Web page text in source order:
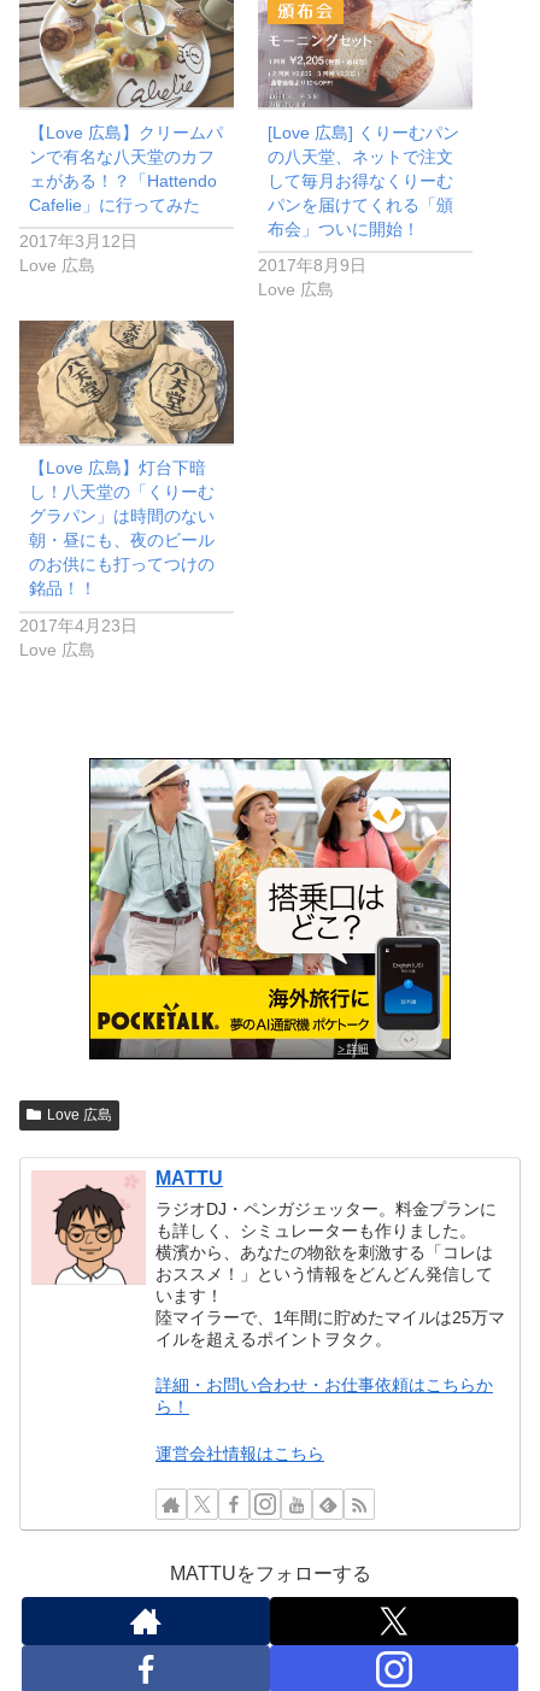
【Love 広島】クリームパ
ンで有名な八天堂のカフ
ェがある！？「Hattendo
Cafelie」に行ってみた
2017年3月12日
Love 広島
[Love 広島] くりーむパン
の八天堂、ネットで注文
して毎月お得なくりーむ
パンを届けてくれる「頒
布会」ついに開始！
2017年8月9日
Love 広島
【Love 広島】灯台下暗
し！八天堂の「くりーむ
グラパン」は時間のない
朝・昼にも、夜のビール
のお供にも打ってつけの
銘品！！
2017年4月23日
Love 広島
Love 広島
MATTU
ラジオDJ・ペンガジェッター。料金プランに
も詳しく、シミュレーターも作りました。
横濱から、あなたの物欲を刺激する「コレは
おススメ！」という情報をどんどん発信して
います！
陸マイラーで、1年間に貯めたマイルは25万マ
イルを超えるポイントヲタク。
詳細・お問い合わせ・お仕事依頼はこちらか
ら！
運営会社情報はこちら
MATTUをフォローする